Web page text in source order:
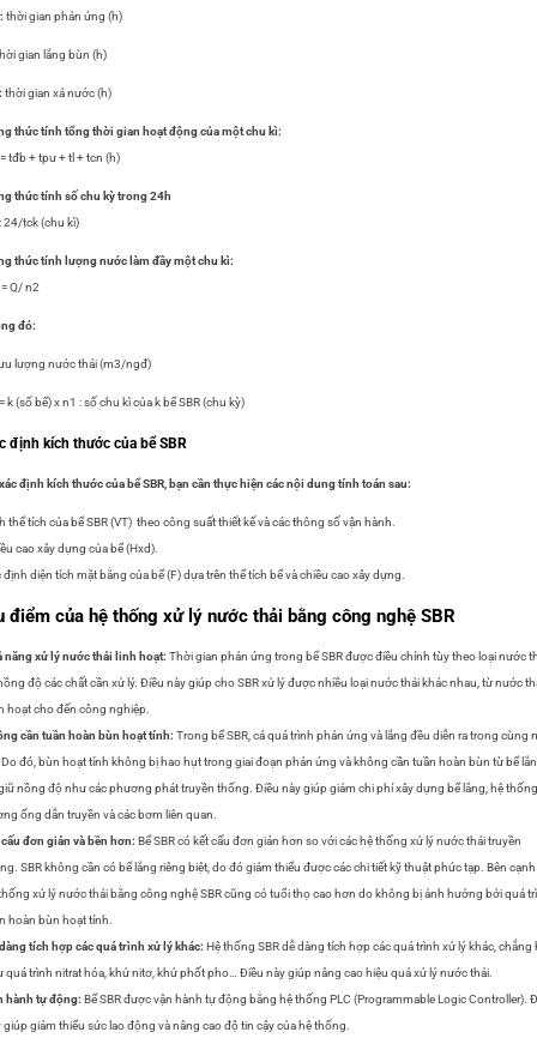
thời gian phản ứng (h)
gian lắng bùn (h)
thời gian xả nước (h)
thức tính tổng thời gian hoạt động của một chu kì:
tđb + tpư + tl + tcn (h)
thức tính số chu kỳ trong 24h
24/tck (chu kì)
thức tính lượng nước làm đầy một chu kì:
Q/ n2
đó:
lượng nước thải (m3/ngđ)
k (số bể) x n1 : số chu kì của k bể SBR (chu kỳ)
định kích thước của bể SBR
định kích thước của bể SBR, bạn cần thực hiện các nội dung tính toán sau:
thể tích của bể SBR (VT) theo công suất thiết kế và các thông số vận hành.
cao xây dựng của bể (Hxd).
định diện tích mặt bằng của bể (F) dựa trên thể tích bể và chiều cao xây dựng.
điểm của hệ thống xử lý nước thải bằng công nghệ SBR
năng xử lý nước thải linh hoạt: Thời gian phản ứng trong bể SBR được điều chỉnh tùy theo loại nước
độ các chất cần xử lý. Điều này giúp cho SBR xử lý được nhiều loại nước thải khác nhau, từ nước
hoạt cho đến công nghiệp.
cần tuần hoàn bùn hoạt tính: Trong bể SBR, cả quá trình phản ứng và lắng đều diễn ra trong cùng
đó, bùn hoạt tính không bị hao hụt trong giai đoạn phản ứng và không cần tuần hoàn bùn từ bể
nồng độ như các phương phát truyền thống. Điều này giúp giảm chi phí xây dựng bể lắng, hệ thống
ống dẫn truyền và các bơm liên quan.
cấu đơn giản và bền hơn: Bể SBR có kết cấu đơn giản hơn so với các hệ thống xử lý nước thải truyền
SBR không cần có bể lắng riêng biệt, do đó giảm thiểu được các chi tiết kỹ thuật phức tạp. Bên
xử lý nước thải bằng công nghệ SBR cũng có tuổi thọ cao hơn do không bị ảnh hưởng bởi quá
hoàn bùn hoạt tính.
tích hợp các quá trình xử lý khác: Hệ thống SBR dễ dàng tích hợp các quá trình xử lý khác, chẳng
quá trình nitrat hóa, khử nitơ, khử phốt pho… Điều này giúp nâng cao hiệu quả xử lý nước thải.
hành tự động: Bể SBR được vận hành tự động bằng hệ thống PLC (Programmable Logic Controller).
giúp giảm thiểu sức lao động và nâng cao độ tin cậy của hệ thống.